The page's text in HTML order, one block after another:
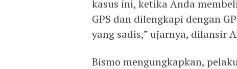
kasus ini, ketika Anda
GPS dan dilengkapi dengan
yang sadis,” ujarnya, dilansir
Bismo mengungkapkan,